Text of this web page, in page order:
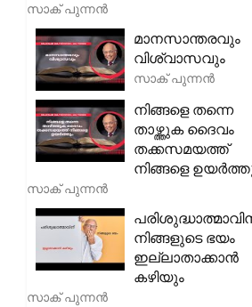
സാക് പുന്നൻ
മാനസാന്തരവും
വിശ്വാസവും
സാക് പുന്നൻ
നിങ്ങളെ തന്നെ
താഴ്ത്തുക ദൈവം
തക്കസമയത്ത്
നിങ്ങളെ
സാക് പുന്നൻ
നിങ്ങളുടെ ഭയം
ഇല്ലാതാക്കാൻ
കഴിയും
സാക് പുന്നൻ